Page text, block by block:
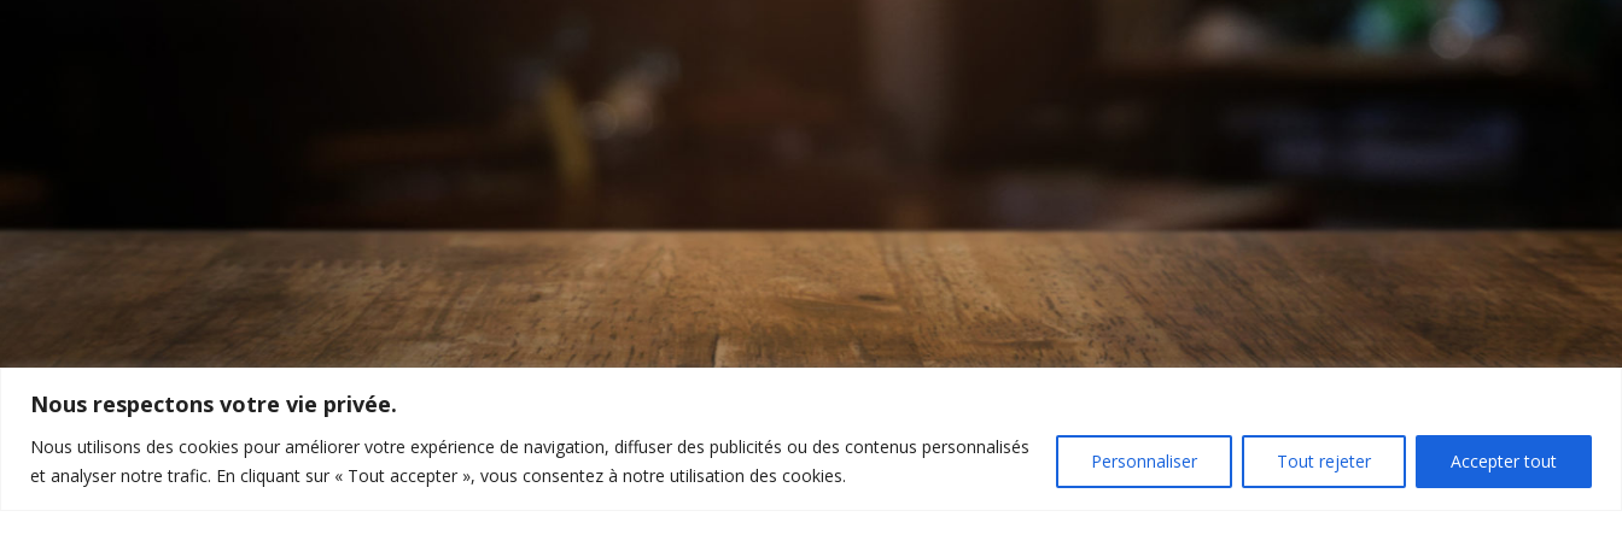
Nous respectons votre vie privée.
Nous utilisons des cookies pour améliorer votre expérience de navigation, diffuser des publicités ou des contenus personnalisés
et analyser notre trafic. En cliquant sur « Tout accepter », vous consentez à notre utilisation des cookies.
Personnaliser Tout rejeter Accepter tout